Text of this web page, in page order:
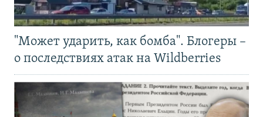
"Может ударить, как бомба". Блогеры –
о последствиях атак на Wildberries